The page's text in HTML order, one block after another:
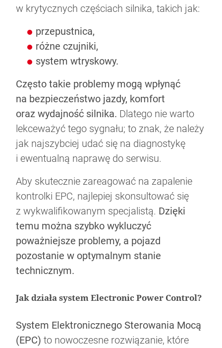
w krytycznych częściach silnika, takich jak:
przepustnica,
różne czujniki,
system wtryskowy.
Często takie problemy mogą wpłynąć
na bezpieczeństwo jazdy, komfort
oraz wydajność silnika. Dlatego nie warto
lekceważyć tego sygnału; to znak, że należy
jak najszybciej udać się na diagnostykę
i ewentualną naprawę do serwisu.
Aby skutecznie zareagować na zapalenie
kontrolki EPC, najlepiej skonsultować się
z wykwalifikowanym specjalistą. Dzięki
temu można szybko wykluczyć
poważniejsze problemy, a pojazd
pozostanie w optymalnym stanie
technicznym.
Jak działa system Electronic Power Control?
System Elektronicznego Sterowania Mocą
(EPC) to nowoczesne rozwiązanie, które